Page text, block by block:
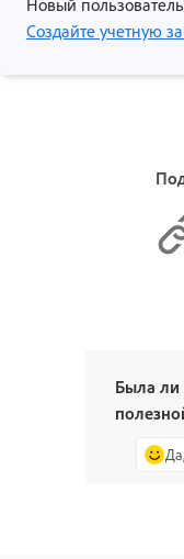
Создайте учетную
Была ли